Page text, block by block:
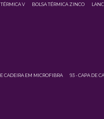
V BOLSA TÉRMICA ZINCO
CADEIRA EM MICROFIBRA 93 - CAPA DE